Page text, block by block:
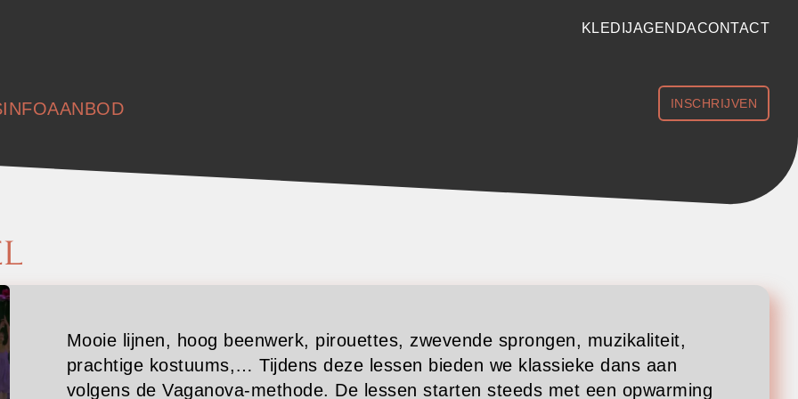
HEADER
SECONDARY
KLEDIJAGENDACONTACT
INFOAANBOD INSCHRIJVEN
Mooie lijnen, hoog beenwerk, pirouettes, zwevende sprongen, muzikaliteit,
prachtige kostuums,… Tijdens deze lessen bieden we klassieke dans aan
volgens de Vaganova-methode. De lessen starten steeds met een opwarming